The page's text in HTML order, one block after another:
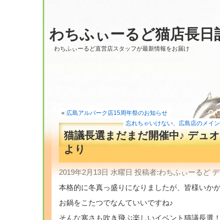
わちふぃーるど猫店長日
わちふぃーるど直営店スタッフが最新情報をお届け
« 広島アルパーク店15周年祭のお知らせ
忘れちゃいけない、広島店のメイ
猫議長選まだまだ開催中♪ デュ
より
2019年2月13日 水曜日 投稿者:わちふぃーるど
本格的に冬真っ盛りになりましたが、皆様いか
お鍋をこたつでなんていいですね♪
そんな寒さも吹き飛ぶ楽しいイベント猫議長選